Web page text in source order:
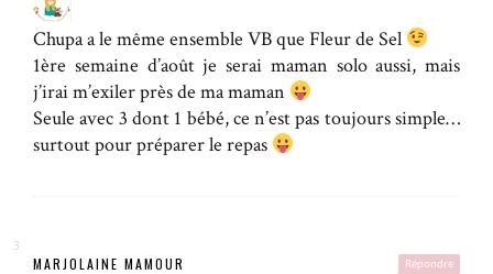
Chupa a le même ensemble VB que Fleur de Sel
1ère semaine d’août je serai maman solo aussi, mais
j’irai m’exiler près de ma maman
Seule avec 3 dont 1 bébé, ce n’est pas toujours simple…
surtout pour préparer le repas
Répondre
MARJOLAINE MAMOUR